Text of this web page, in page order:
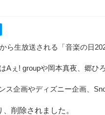
ら生放送される「音楽の日
Aぇ! groupや岡本真夜、郷ひ
ス企画やディズニー企画、
削除されました。